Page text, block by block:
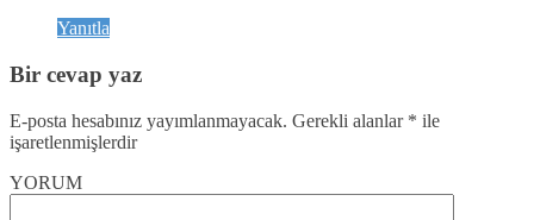
Yanıtla
Bir cevap yaz
E-posta hesabınız yayımlanmayacak. Gerekli alanlar * ile
işaretlenmişlerdir
YORUM